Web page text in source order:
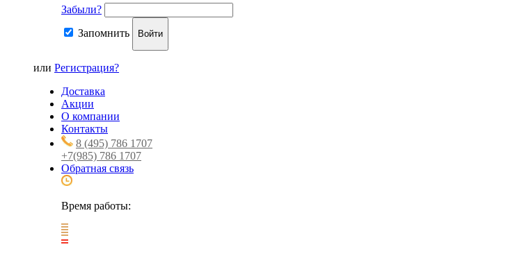
Забыли?
Запомнить Войти
или Регистрация?
Доставка
Акции
О компании
Контакты
8 (495) 786 1707
+7(985) 786 1707
Обратная связь
Время работы: